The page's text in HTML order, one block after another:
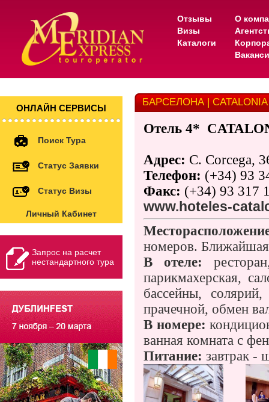
Отзывы
Визы
Каталоги
О
ОНЛАЙН СЕРВИСЫ
Поиск Тура
Статус Заявки
Статус Визы
Личный Кабинет
Запрос на расчет
нестандартного тура
БАРСЕЛОНА | CATALONIA
Отель 4*
Адрес: C. Corcega,
Телефон: (+34) 93
Факс: (+34) 93 317
www.hoteles-
номеров.
В отеле:
парикмахерская,
бассейны,
прачечной, обмен
В номере:
ванная комната с
Питание: завтрак -